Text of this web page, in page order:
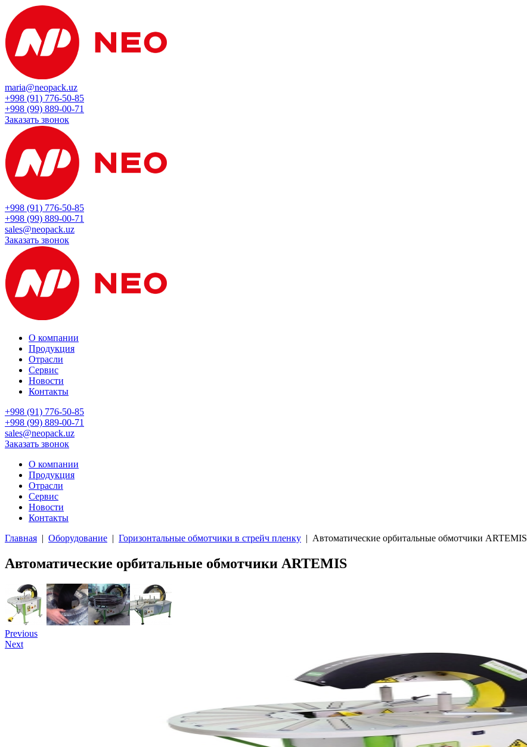
maria@neopack.uz
+998 (91) 776-50-85
+998 (99) 889-00-71
Заказать звонок
+998 (91) 776-50-85
+998 (99) 889-00-71
sales@neopack.uz
Заказать звонок
О компании
Продукция
Отрасли
Сервис
Новости
Контакты
+998 (91) 776-50-85
+998 (99) 889-00-71
sales@neopack.uz
Заказать звонок
О компании
Продукция
Отрасли
Сервис
Новости
Контакты
Главная | Оборудование | Горизонтальные обмотчики в стрейч пленку | Автоматические орбитальные обмотчики ARTEMIS
Автоматические орбитальные обмотчики ARTEMIS
Previous
Next